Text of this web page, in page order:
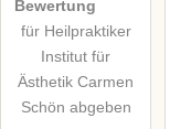
Hinweis:Bitte
Besucher sichtbar
Klicken Sie hier um
Bewertung
für Heilpraktiker
Institut für
Ästhetik Carmen
Schön abgeben